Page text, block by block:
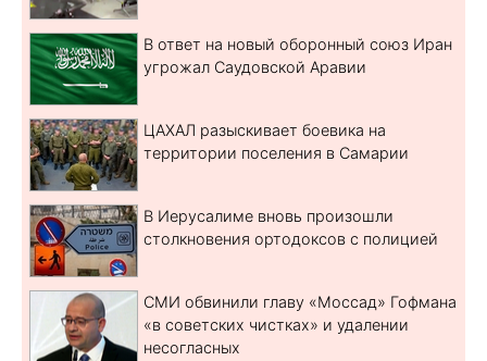
В ответ на новый оборонный союз Иран
угрожал Саудовской Аравии
ЦАХАЛ разыскивает боевика на
территории поселения в Самарии
В Иерусалиме вновь произошли
столкновения ортодоксов с полицией
СМИ обвинили главу «Моссад» Гофмана
«в советских чистках» и удалении
несогласных